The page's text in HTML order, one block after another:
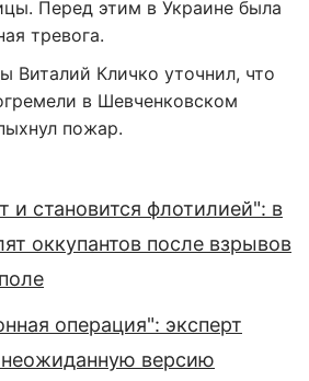
Перед этим в Украине была
тревога.
Виталий Кличко уточнил, что
в Шевченковском
пожар.
и становится флотилией": в
оккупантов после взрывов
операция": эксперт
версию